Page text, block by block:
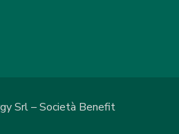
Srl – Società Benefit